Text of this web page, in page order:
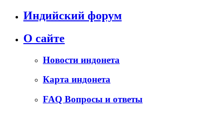
Индийский форум
О сайте
Новости индонета
Карта индонета
FAQ Вопросы и ответы